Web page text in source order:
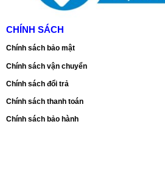
CHÍNH SÁCH
Chính sách bảo mật
Chính sách vận chuyển
Chính sách đổi trả
Chính sách thanh toán
Chính sách bảo hành